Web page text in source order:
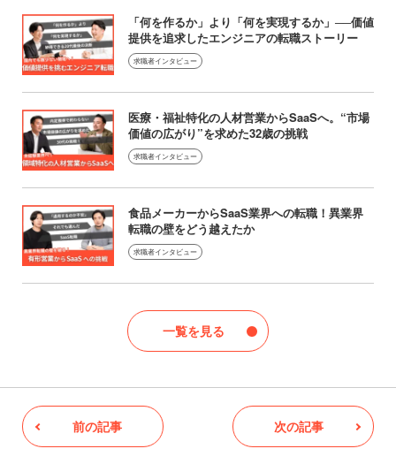
「何を作るか」より「何を実現するか」──価値
提供を追求したエンジニアの転職ストーリー
求職者インタビュー
医療・福祉特化の人材営業からSaaSへ。“市場
価値の広がり”を求めた32歳の挑戦
求職者インタビュー
食品メーカーからSaaS業界への転職！異業界
転職の壁をどう越えたか
求職者インタビュー
一覧を見る
前の記事 次の記事